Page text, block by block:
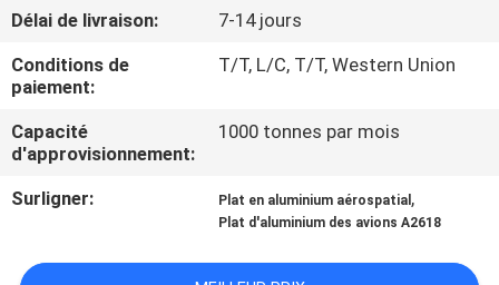
NOUS
DEMANDEZ
UNE
CITATION
PLAN
Délai de livraison:
7-14 jours
Conditions de
paiement:
T/T, L/C, T/T, Western Union
Capacité
d'approvisionnement:
1000 tonnes par mois
Surligner: Plat en aluminium aérospatial ,
Plat d'aluminium des avions A2618